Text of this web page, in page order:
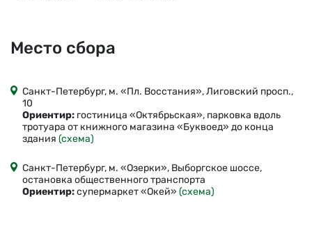
Место сбора
Санкт-Петербург, м. «Пл. Восстания», Лиговский просп.,
10
Ориентир: гостиница «Октябрьская», парковка вдоль
тротуара от книжного магазина «Буквоед» до конца
здания (схема)
Санкт-Петербург, м. «Озерки», Выборгское шоссе,
остановка общественного транспорта
Ориентир:супермаркет «Окей» (схема)